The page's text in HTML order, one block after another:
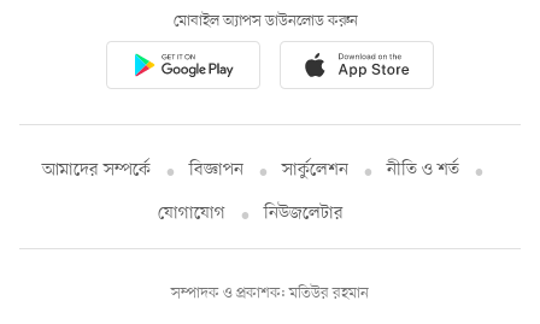
মোবাইল অ্যাপস ডাউনলোড করুন
আমাদের সম্পর্কে বিজ্ঞাপন সার্কুলেশন
নীতি ও শর্ত
যোগাযোগ
নিউজলেটার
সম্পাদক ও প্রকাশক: মতিউর রহমান